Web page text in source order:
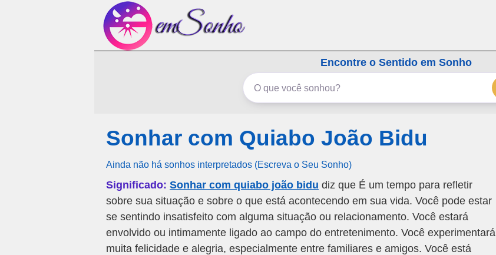
Encontre o Sentido em Sonho
Sonhar com Quiabo João Bidu
Ainda não há sonhos interpretados (Escreva o Seu Sonho)
Significado: Sonhar com quiabo joão bidu diz que É um tempo para refletir
sobre sua situação e sobre o que está acontecendo em sua vida. Você pode estar
se sentindo insatisfeito com alguma situação ou relacionamento. Você estará
envolvido ou intimamente ligado ao campo do entretenimento. Você experimentará
muita felicidade e alegria, especialmente entre familiares e amigos. Você está